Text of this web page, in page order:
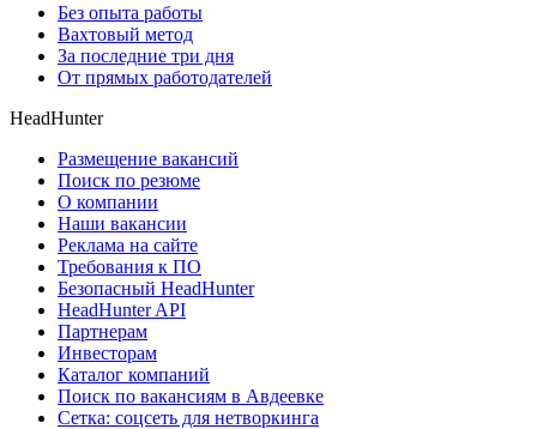
Без опыта работы
Вахтовый метод
За последние три дня
От прямых работодателей
HeadHunter
Размещение вакансий
Поиск по резюме
О компании
Наши вакансии
Реклама на сайте
Требования к ПО
Безопасный HeadHunter
HeadHunter API
Партнерам
Инвесторам
Каталог компаний
Поиск по вакансиям в Авдеевке
Сетка: соцсеть для нетворкинга